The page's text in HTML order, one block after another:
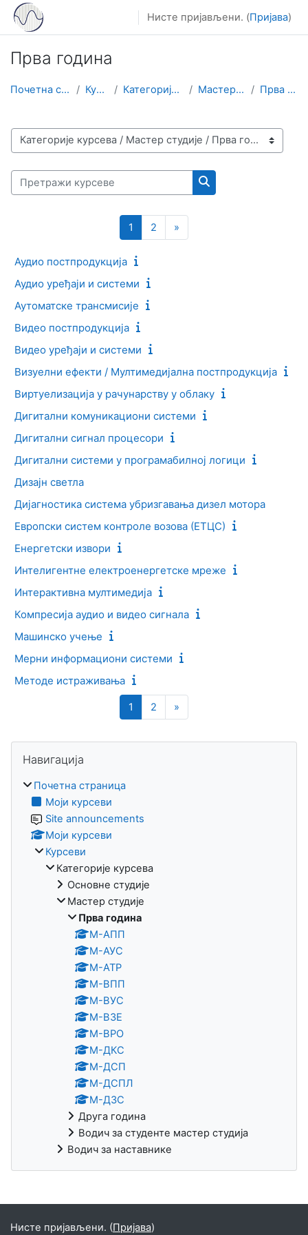
Иди на главни садржај
Нисте пријављени. (Пријава)
Прва година
Почетна страница Курсеви Категорије курсева Мастер студије Прва година
Категорије курсева
Претражи курсеве
Претражи курсеве
1 Страница 1
2 Страница 2
»
Аудио постпродукција
Аудио уређаји и системи
Аутоматске трансмисије
Видео постпродукција
Видео уређаји и системи
Визуелни ефекти / Мултимедијална постпродукција
Виртуелизација у рачунарству у облаку
Дигитални комуникациони системи
Дигитални сигнал процесори
Дигитални системи у програмабилној логици
Дизајн светла
Дијагностика система убризгавања дизел мотора
Европски систем контроле возова (ЕТЦС)
Енергетски извори
Интелигентне електроенергетске мреже
Интерактивна мултимедија
Компресија аудио и видео сигнала
Машинско учење
Мерни информациони системи
Методе истраживања
1 Страница 1
2 Страница 2
»
Блокови
Навигација
Почетна страница
Моји курсеви
Site announcements
Моји курсеви
Курсеви
Категорије курсева
Основне студије
Мастер студије
Прва година
М-АПП
M-АУС
М-АТР
М-ВПП
М-ВУС
М-ВЗЕ
М-ВРО
М-ДКС
М-ДСП
М-ДСПЛ
М-ДЗС
Друга година
Водич за студенте мастер студија
Водич за наставнике
Блокови
Нисте пријављени. (Пријава)